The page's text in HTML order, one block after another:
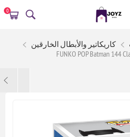
0
كاريكاتير والأبطال الخارقين
FUNKO POP Batman 144